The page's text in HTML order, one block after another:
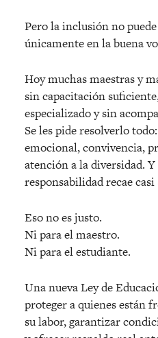
Pero la inclusión no
únicamente en la buena
Hoy muchas maestras y
sin capacitación
especializado y sin
Se les pide resolverlo
emocional, convivencia,
atención a la diversidad.
responsabilidad recae
Eso no es justo.
Ni para el maestro.
Ni para el estudiante.
Una nueva Ley de
proteger a quienes están
su labor, garantizar